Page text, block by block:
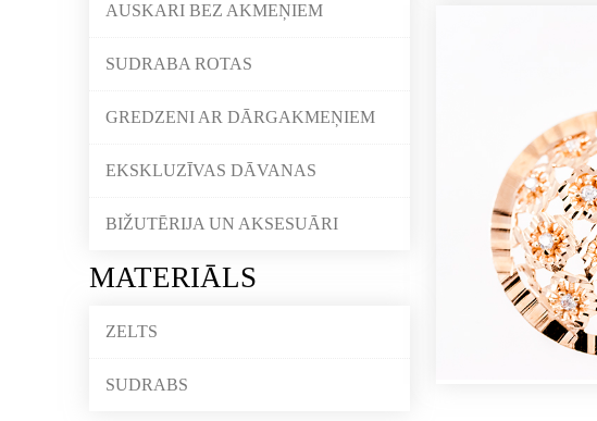
AUSKARI BEZ AKMEŅIEM
SUDRABA ROTAS
GREDZENI AR DĀRGAKMEŅIEM
EKSKLUZĪVAS DĀVANAS
BIŽUTĒRIJA UN AKSESUĀRI
MATERIĀLS
ZELTS
SUDRABS